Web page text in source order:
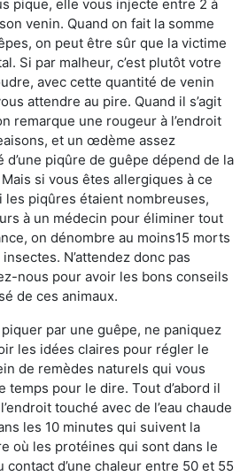
pique, elle vous injecte entre 2 à
venin. Quand on fait la somme
on peut être sûr que la victime
Si par malheur, c’est plutôt votre
avec cette quantité de venin
attendre au pire. Quand il s’agit
remarque une rougeur à l’endroit
et un œdème assez
d’une piqûre de guêpe dépend de la
si vous êtes allergiques à ce
les piqûres étaient nombreuses,
à un médecin pour éliminer tout
on dénombre au moins15 morts
N’attendez donc pas
nous pour avoir les bons conseils
de ces animaux.
par une guêpe, ne paniquez
les idées claires pour régler le
de remèdes naturels qui vous
temps pour le dire. Tout d’abord il
touché avec de l’eau chaude
les 10 minutes qui suivent la
où les protéines qui sont dans le
contact d’une chaleur entre 50 et 55